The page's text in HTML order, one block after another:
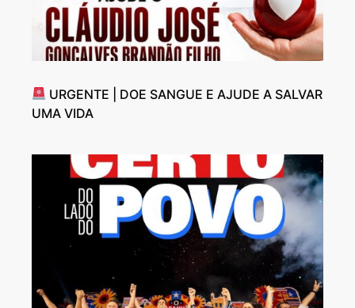
URGENTE | DOE SANGUE E AJUDE A SALVAR
UMA VIDA